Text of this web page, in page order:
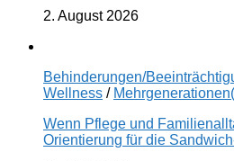
2. August 2026
Behinderungen/
Wellness /
Wenn Pflege und
Orientierung für die